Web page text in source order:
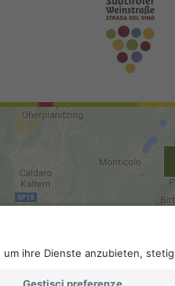
. Accessibilità .